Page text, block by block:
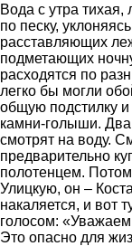
Вода с утра тихая,
по песку,
расставляющих
подметающих
расходятся по
легко бы могли
общую подстилку
камни-голыши.
смотрят на воду.
предварительно
полотенцем.
Улицкую, он –
накаляется, и вот
голосом:
Это опасно для